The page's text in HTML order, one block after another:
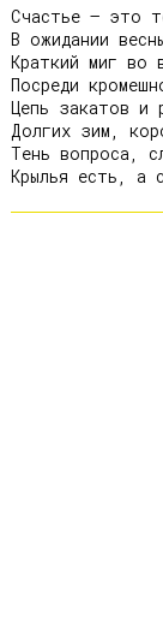
Счастье – это
В ожидании
Краткий миг во
Посреди
Цепь закатов и
Долгих зим,
Тень вопроса,